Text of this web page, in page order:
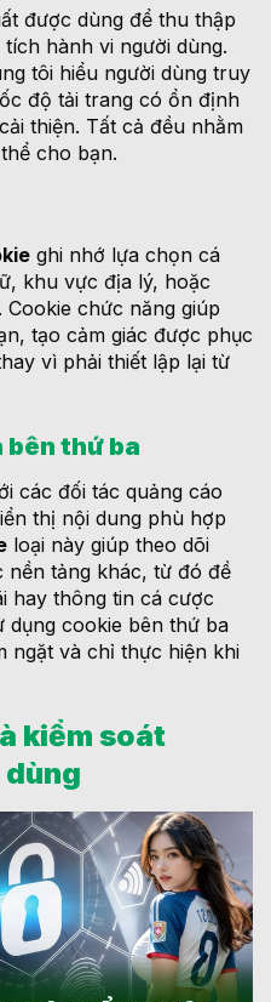
được dùng để thu thập
hành vi người dùng.
tôi hiểu người dùng truy
độ tải trang có ổn định
thiện. Tất cả đều nhằm
cho bạn.
ghi nhớ lựa chọn cá
khu vực địa lý, hoặc
chức năng giúp
tạo cảm giác được phục
vì phải thiết lập lại từ
bên thứ ba
các đối tác quảng cáo
thị nội dung phù hợp
loại này giúp theo dõi
nền tảng khác, từ đó đề
hay thông tin cá cược
dụng cookie bên thứ ba
ngặt và chỉ thực hiện khi
kiểm soát